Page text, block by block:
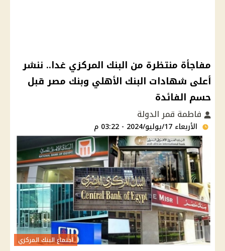
مفاجأة منتظرة من البنك المركزي غدا.. ننشر
أعلى شهادات البنك الأهلي وبنك مصر قبل
حسم الفائدة
فاطمة قمر الدولة
الأربعاء 17/يوليو/2024 - 03:22 م
اجتماع البنك المركزي